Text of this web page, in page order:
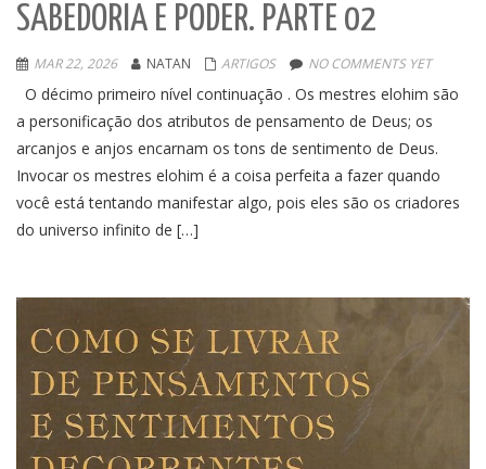
SABEDORIA E PODER. PARTE 02
MAR 22, 2026 NATAN ARTIGOS NO COMMENTS YET
O décimo primeiro nível continuação . Os mestres elohim são
a personificação dos atributos de pensamento de Deus; os
arcanjos e anjos encarnam os tons de sentimento de Deus.
Invocar os mestres elohim é a coisa perfeita a fazer quando
você está tentando manifestar algo, pois eles são os criadores
do universo infinito de […]